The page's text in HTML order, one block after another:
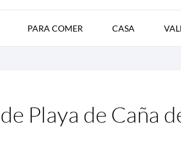
PARA COMER CASA
Playa de Caña